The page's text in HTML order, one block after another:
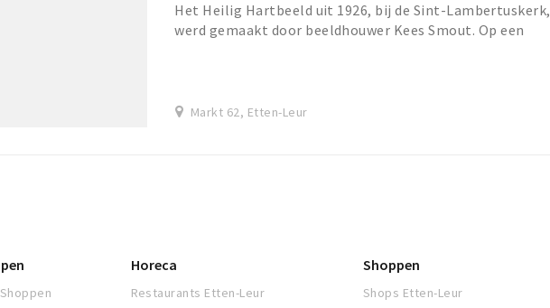
Het Heilig Hartbeeld uit 1926, bij de Sint-Lambertuskerk,
werd gemaakt door beeldhouwer Kees Smout. Op een
Markt 62, Etten-Leur
Horeca
Restaurants Etten-Leur
Shoppen
Shops Etten-Leur